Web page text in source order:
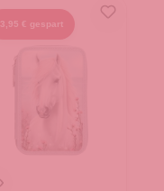
3,95 € gespart